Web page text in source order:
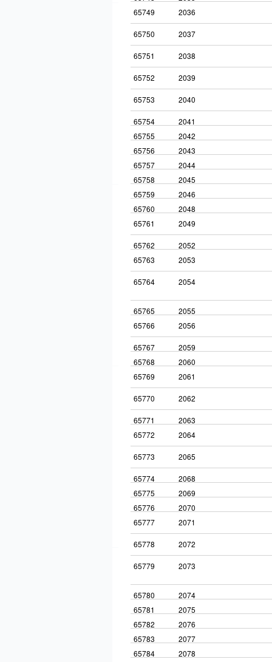
65749
2036
65750 2037
65751 2038
65752 2039
65753 2040
65754
2041
65755
2042
65756
2043
65757
2044
65758
2045
65759
2046
65760
2048
65761
2049
65762
2052
65763
2053
65764 2054
65765
2055
65766
2056
65767
2059
65768
2060
65769
2061
65770 2062
65771
2063
65772
2064
65773 2065
65774
2068
65775
2069
65776
2070
65777
2071
65778 2072
65779 2073
65780
2074
65781
2075
65782
2076
65783
2077
65784
2078